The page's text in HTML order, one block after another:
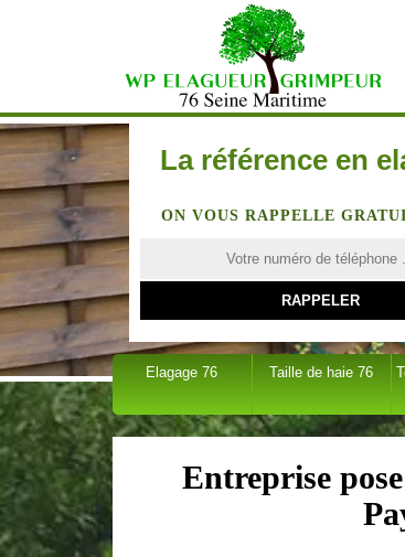
La référence en
ON VOUS RAPPELLE
Elagage 76 Taille de haie 76
Entreprise